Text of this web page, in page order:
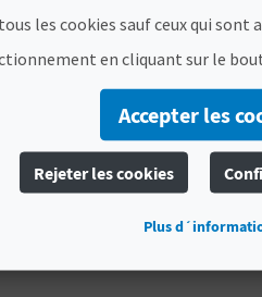
2026
culturel dans
1/
les cookies sauf ceux qui sont
en cliquant sur le
Accepter les
Rejeter les cookies
Plus